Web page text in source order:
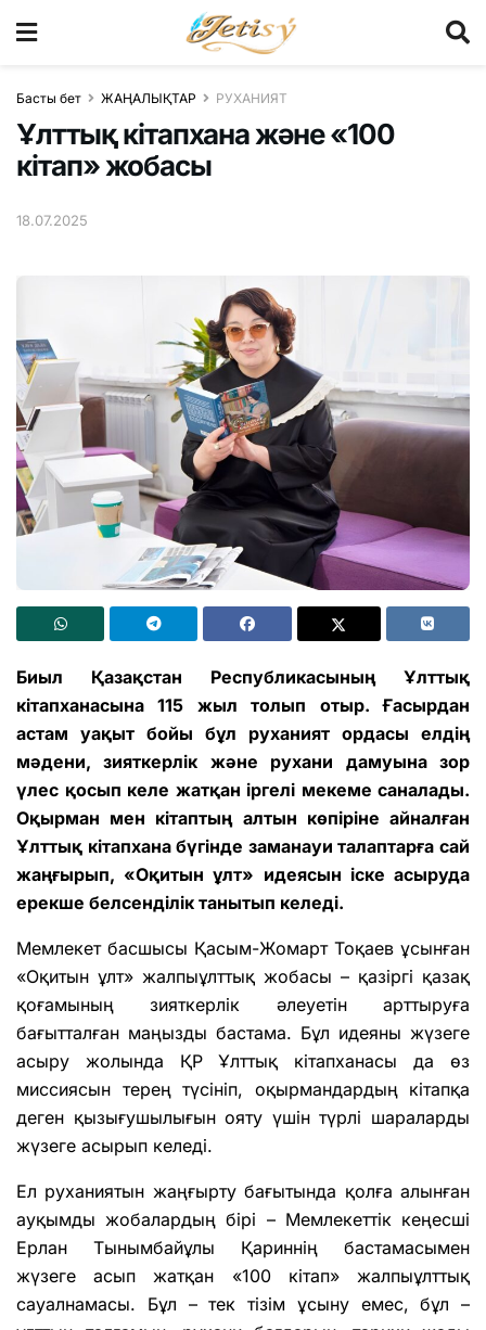
Басты бет ЖАҢАЛЫҚТАР РУХАНИЯТ
Ұлттық кітапхана және «100
кітап» жобасы
18.07.2025
Биыл Қазақстан Республикасының Ұлттық
кітапханасына 115 жыл толып отыр. Ғасырдан
астам уақыт бойы бұл руханият ордасы елдің
мәдени, зияткерлік және рухани дамуына зор
үлес қосып келе жатқан іргелі мекеме саналады.
Оқырман мен кітаптың алтын көпіріне айналған
Ұлттық кітапхана бүгінде заманауи талаптарға сай
жаңғырып, «Оқитын ұлт» идеясын іске асыруда
ерекше белсенділік танытып келеді.
Мемлекет басшысы Қасым-Жомарт Тоқаев ұсынған
«Оқитын ұлт» жалпыұлттық жобасы – қазіргі қазақ
қоғамының зияткерлік әлеуетін арттыруға
бағытталған маңызды бастама. Бұл идеяны жүзеге
асыру жолында ҚР Ұлттық кітапханасы да өз
миссиясын терең түсініп, оқырмандардың кітапқа
деген қызығушылығын ояту үшін түрлі шараларды
жүзеге асырып келеді.
Ел руханиятын жаңғырту бағытында қолға алынған
ауқымды жобалардың бірі – Мемлекеттік кеңесші
Ерлан Тынымбайұлы Қариннің бастамасымен
жүзеге асып жатқан «100 кітап» жалпыұлттық
сауалнамасы. Бұл – тек тізім ұсыну емес, бұл –